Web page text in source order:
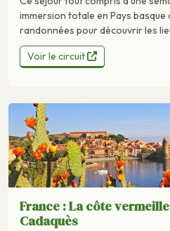
immersion totale en Pays basque
randonnées pour découvrir les
Voir le circuit
France : La côte
Cadaquès